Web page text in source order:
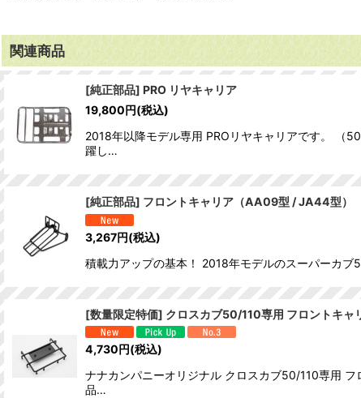
関連商品
[純正部品] PRO リヤキャリア
19,800円(税込)
2018年以降モデル専用 PROリヤキャリアです。 （
躍し…
[純正部品] フロントキャリア（AA09型 / JA44型）
3,267円(税込)
積載力アップの基本！ 2018年モデルのスーパーカ
[数量限定特価] クロスカブ50/110専用 フロントキャ
4,730円(税込)
ナナカンパニーオリジナル クロスカブ50/110専用
品…